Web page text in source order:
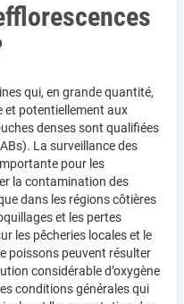
qui, en grande quantité,
et potentiellement aux
denses sont qualifiées
La surveillance des
pour les
la contamination des
dans les régions côtières
et les pertes
les pêcheries locales et le
poissons peuvent résulter
considérable d’oxygène
conditions générales qui